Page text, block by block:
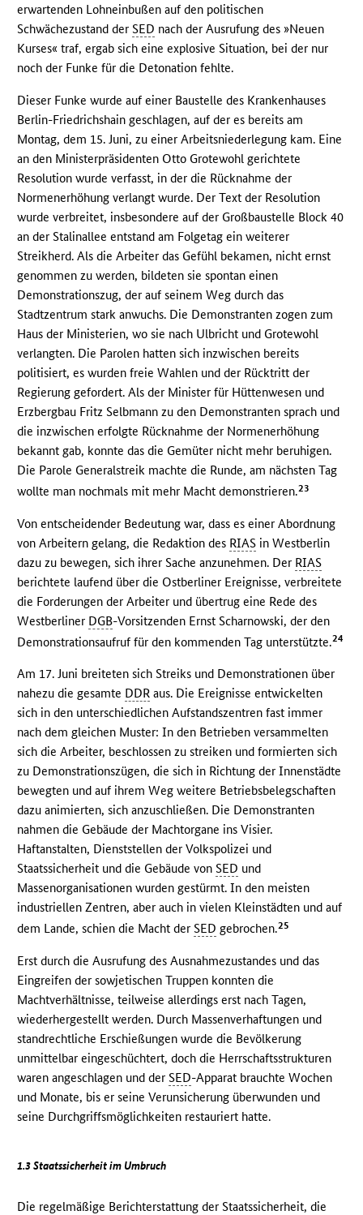
erwartenden Lohneinbußen auf den politischen
Schwächezustand derSED nach der Ausrufung des »Neuen
Kurses« traf, ergab sich eine explosive Situation, bei der nur
noch der Funke für die Detonation fehlte.
Dieser Funke wurde auf einer Baustelle des Krankenhauses
Berlin-Friedrichshain geschlagen, auf der es bereits am
Montag, dem 15. Juni, zu einer Arbeitsniederlegung kam. Eine
an den Ministerpräsidenten Otto Grotewohl gerichtete
Resolution wurde verfasst, in der die Rücknahme der
Normenerhöhung verlangt wurde. Der Text der Resolution
wurde verbreitet, insbesondere auf der Großbaustelle Block 40
an der Stalinallee entstand am Folgetag ein weiterer
Streikherd. Als die Arbeiter das Gefühl bekamen, nicht ernst
genommen zu werden, bildeten sie spontan einen
Demonstrationszug, der auf seinem Weg durch das
Stadtzentrum stark anwuchs. Die Demonstranten zogen zum
Haus der Ministerien, wo sie nach Ulbricht und Grotewohl
verlangten. Die Parolen hatten sich inzwischen bereits
politisiert, es wurden freie Wahlen und der Rücktritt der
Regierung gefordert. Als der Minister für Hüttenwesen und
Erzbergbau Fritz Selbmann zu den Demonstranten sprach und
die inzwischen erfolgte Rücknahme der Normenerhöhung
bekannt gab, konnte das die Gemüter nicht mehr beruhigen.
Die Parole Generalstreik machte die Runde, am nächsten Tag
wollte man nochmals mit mehr Macht demonstrieren.23
Von entscheidender Bedeutung war, dass es einer Abordnung
von Arbeitern gelang, die Redaktion des RIAS in Westberlin
dazu zu bewegen, sich ihrer Sache anzunehmen. Der RIAS
berichtete laufend über die Ostberliner Ereignisse, verbreitete
die Forderungen der Arbeiter und übertrug eine Rede des
Westberliner DGB-Vorsitzenden Ernst Scharnowski, der den
Demonstrationsaufruf für den kommenden Tag unterstützte.24
Am 17. Juni breiteten sich Streiks und Demonstrationen über
nahezu die gesamte DDR aus. Die Ereignisse entwickelten
sich in den unterschiedlichen Aufstandszentren fast immer
nach dem gleichen Muster: In den Betrieben versammelten
sich die Arbeiter, beschlossen zu streiken und formierten sich
zu Demonstrationszügen, die sich in Richtung der Innenstädte
bewegten und auf ihrem Weg weitere Betriebsbelegschaften
dazu animierten, sich anzuschließen. Die Demonstranten
nahmen die Gebäude der Machtorgane ins Visier.
Haftanstalten, Dienststellen der Volkspolizei und
Staatssicherheit und die Gebäude vonSED und
Massenorganisationen wurden gestürmt. In den meisten
industriellen Zentren, aber auch in vielen Kleinstädten und auf
dem Lande, schien die Macht derSED gebrochen.25
Erst durch die Ausrufung des Ausnahmezustandes und das
Eingreifen der sowjetischen Truppen konnten die
Machtverhältnisse, teilweise allerdings erst nach Tagen,
wiederhergestellt werden. Durch Massenverhaftungen und
standrechtliche Erschießungen wurde die Bevölkerung
unmittelbar eingeschüchtert, doch die Herrschaftsstrukturen
waren angeschlagen und derSED-Apparat brauchte Wochen
und Monate, bis er seine Verunsicherung überwunden und
seine Durchgriffsmöglichkeiten restauriert hatte.
1.3 Staatssicherheit im Umbruch
Die regelmäßige Berichterstattung der Staatssicherheit, die